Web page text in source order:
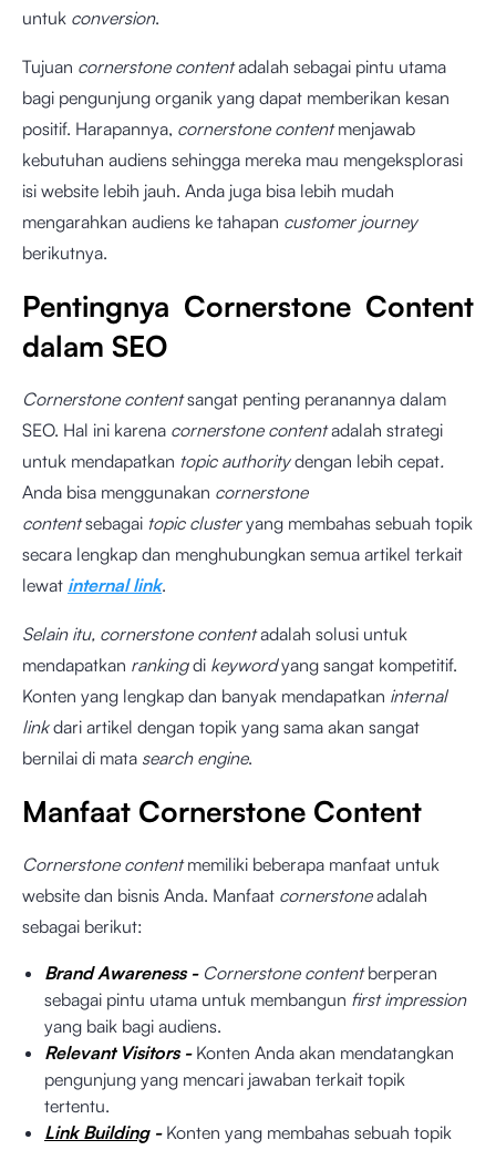
untuk conversion.
Tujuan cornerstone contentadalah sebagai pintu utama
bagi pengunjung organik yang dapat memberikan kesan
positif. Harapannya, cornerstone contentmenjawab
kebutuhan audiens sehingga mereka mau mengeksplorasi
isi website lebih jauh. Anda juga bisa lebih mudah
mengarahkan audiens ke tahapan customer journey
berikutnya.
Pentingnya Cornerstone Content
dalam SEO
Cornerstone contentsangat penting peranannya dalam
SEO. Hal ini karena cornerstone contentadalah strategi
untuk mendapatkan topic authoritydengan lebih cepat.
Anda bisa menggunakan cornerstone
contentsebagai topic clusteryang membahas sebuah topik
secara lengkap dan menghubungkan semua artikel terkait
lewat internal link.
Selain itu, cornerstone contentadalah solusi untuk
mendapatkan rankingdi keywordyang sangat kompetitif.
Konten yang lengkap dan banyak mendapatkan internal
linkdari artikel dengan topik yang sama akan sangat
bernilai di mata search engine.
Manfaat Cornerstone Content
Cornerstone contentmemiliki beberapa manfaat untuk
website dan bisnis Anda. Manfaat cornerstoneadalah
sebagai berikut:
Brand Awareness - Cornerstone contentberperan
sebagai pintu utama untuk membangun first impression
yang baik bagi audiens.
Relevant Visitors - Konten Anda akan mendatangkan
pengunjung yang mencari jawaban terkait topik
tertentu.
Link Building- Konten yang membahas sebuah topik